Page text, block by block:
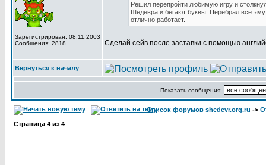
Зарегистрирован: 08.11.2003
Сообщения: 2818
Решил перепройти любимую игру и
Шедевра и бегают буквы. Перебрал все
отлично работает.
Сделай сейв после заставки с помощью
Вернуться к началу
Показать сообщения:
Список форумов shedevr.org.ru ->
Страница 4 из 4